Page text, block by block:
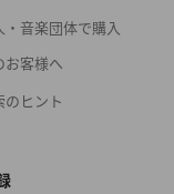
・音楽団体で購入
お客様へ
のヒント